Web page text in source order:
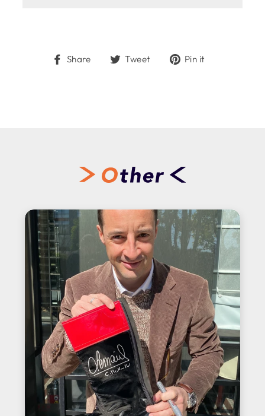
Share
ShareTweet
TweetPin it